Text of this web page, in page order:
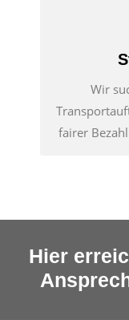
Wir
fairer
Hier